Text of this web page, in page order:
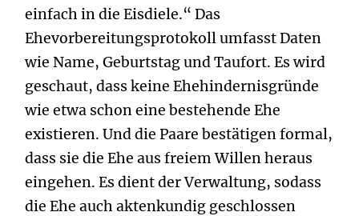
einfach in die Eisdiele.“ Das
Ehevorbereitungsprotokoll umfasst Daten
wie Name, Geburtstag und Taufort. Es wird
geschaut, dass keine Ehehindernisgründe
wie etwa schon eine bestehende Ehe
existieren. Und die Paare bestätigen formal,
dass sie die Ehe aus freiem Willen heraus
eingehen. Es dient der Verwaltung, sodass
die Ehe auch aktenkundig geschlossen